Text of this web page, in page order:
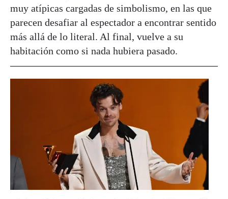
muy atípicas cargadas de simbolismo, en las que
parecen desafiar al espectador a encontrar sentido
más allá de lo literal. Al final, vuelve a su
habitación como si nada hubiera pasado.